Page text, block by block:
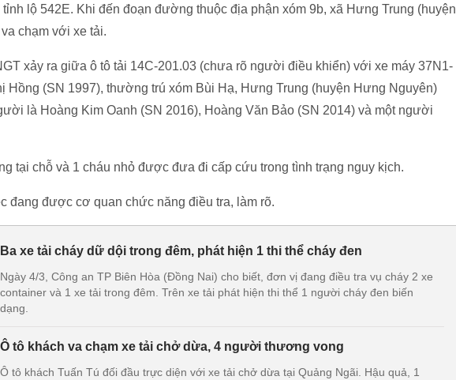
lộ 542E. Khi đến đoạn đường thuộc địa phận xóm 9b, xã Hưng Trung (huyện
chạm với xe tải.
xảy ra giữa ô tô tải 14C-201.03 (chưa rõ người điều khiển) với xe máy 37N1-
Hồng (SN 1997), thường trú xóm Bùi Hạ, Hưng Trung (huyện Hưng Nguyên)
là Hoàng Kim Oanh (SN 2016), Hoàng Văn Bảo (SN 2014) và một người
tại chỗ và 1 cháu nhỏ được đưa đi cấp cứu trong tình trạng nguy kịch.
đang được cơ quan chức năng điều tra, làm rõ.
Ba xe tải cháy dữ dội trong đêm, phát hiện 1 thi thể cháy đen
Ngày 4/3, Công an TP Biên Hòa (Đồng Nai) cho biết, đơn vị đang điều tra vụ cháy 2 xe
container và 1 xe tải trong đêm. Trên xe tải phát hiện thi thể 1 người cháy đen biến
dạng.
Ô tô khách va chạm xe tải chở dừa, 4 người thương vong
Ô tô khách Tuấn Tú đối đầu trực diện với xe tải chở dừa tại Quảng Ngãi. Hậu quả, 1